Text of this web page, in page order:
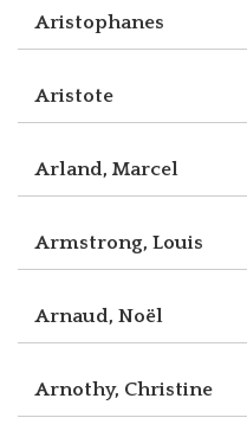
Aristophanes
Aristote
Arland, Marcel
Armstrong, Louis
Arnaud, Noël
Arnothy, Christine